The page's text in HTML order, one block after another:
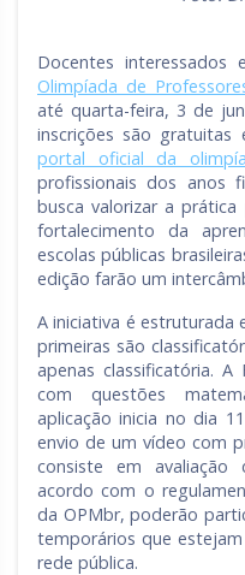
Docentes interessados
Olimpíada de
até quarta-feira, 3 de
inscrições são gratuitas
portal oficial da
profissionais dos anos
busca valorizar a
fortalecimento da
escolas públicas
edição farão um
A iniciativa é estruturada
primeiras são
apenas classificatória.
com questões
aplicação inicia no dia
envio de um vídeo com
consiste em
acordo com o
da OPMbr, poderão
temporários que
rede pública.